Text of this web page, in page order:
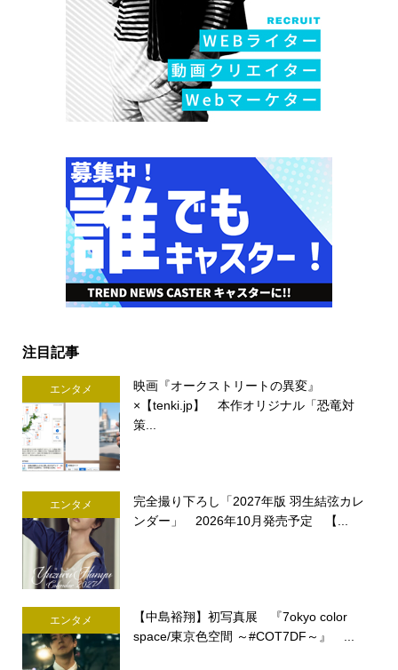
注目記事
エンタメ
映画『オークストリートの異変』
×【tenki.jp】 本作オリジナル「恐竜対
策...
エンタメ
完全撮り下ろし「2027年版 羽生結弦カレ
ンダー」 2026年10月発売予定 【...
エンタメ
【中島裕翔】初写真展 『7okyo color
space/東京色空間 ～#COT7DF～』 ...